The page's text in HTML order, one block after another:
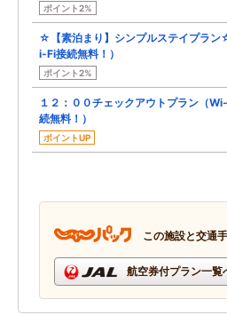
ポイント2%
☆【素泊まり】シンプルステイプラ
i-Fi接続無料！）
ポイント2%
１２：００チェックアウトプラン（
続無料！）
ポイントUP
この施設と交通
航空券付プラン一覧